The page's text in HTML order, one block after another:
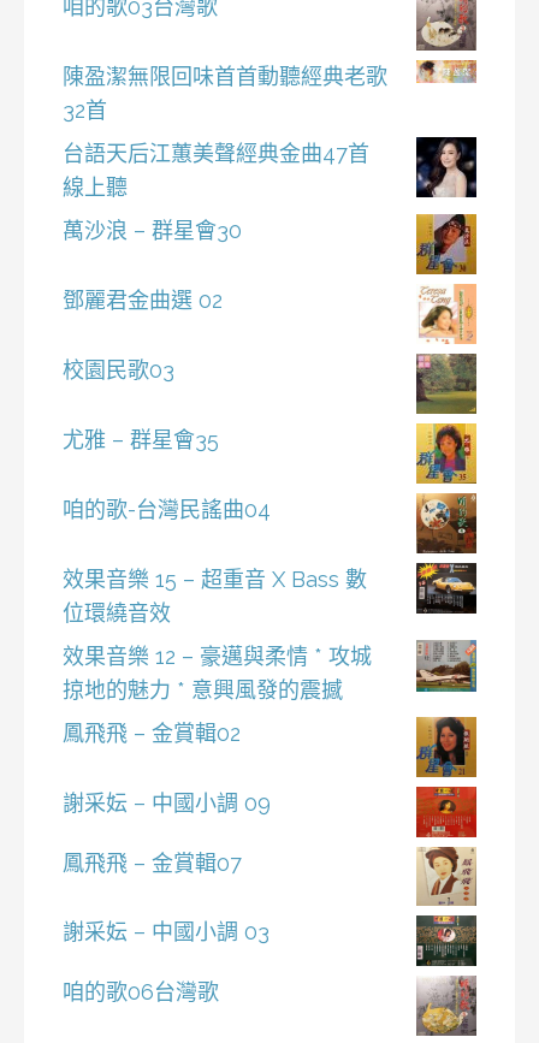
咱的歌03台灣歌
陳盈潔無限回味首首動聽經典老歌
32首
台語天后江蕙美聲經典金曲47首
線上聽
萬沙浪 – 群星會30
鄧麗君金曲選 02
校園民歌03
尤雅 – 群星會35
咱的歌-台灣民謠曲04
效果音樂 15 – 超重音 X Bass 數
位環繞音效
效果音樂 12 – 豪邁與柔情 * 攻城
掠地的魅力 * 意興風發的震撼
鳳飛飛 – 金賞輯02
謝采妘 – 中國小調 09
鳳飛飛 – 金賞輯07
謝采妘 – 中國小調 03
咱的歌06台灣歌